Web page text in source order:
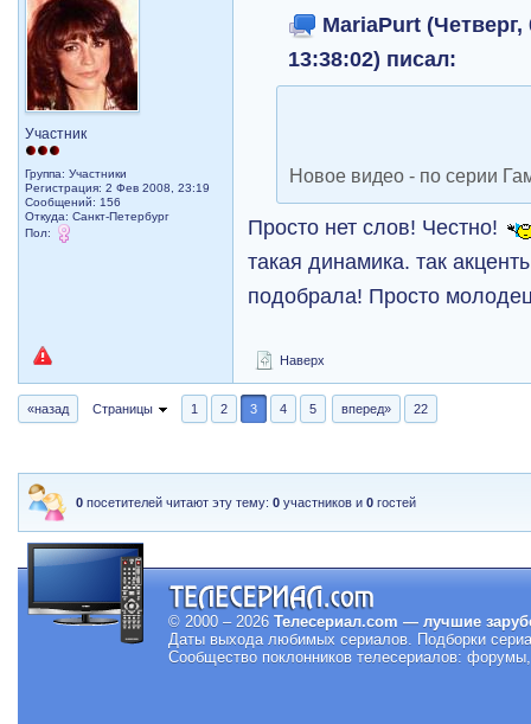
Участник
Группа: Участники
Регистрация: 2 Фев 2008, 23:19
Сообщений: 156
Откуда: Санкт-Петербург
Пол:
MariaPurt (Четверг,
13:38:02) писал:
Новое видео - по серии
Просто нет слов! Честно!
такая динамика. так
подобрала! Просто
Наверх
«назад Страницы 1 2 3 4 5 вперед» 22
0 посетителей читают эту тему:0 участников и0 гостей
© 2000 – 2026 Телесериал.com — лучшие
Даты выхода любимых сериалов. Подборки
Сообщество поклонников телесериалов: